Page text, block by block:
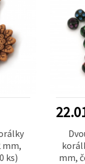
mm,
ks)
mm,